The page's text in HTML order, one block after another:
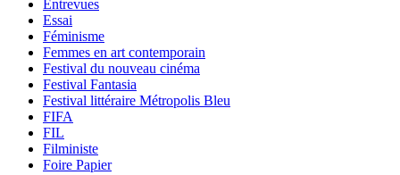
Entrevues
Essai
Féminisme
Femmes en art contemporain
Festival du nouveau cinéma
Festival Fantasia
Festival littéraire Métropolis Bleu
FIFA
FIL
Filministe
Foire Papier